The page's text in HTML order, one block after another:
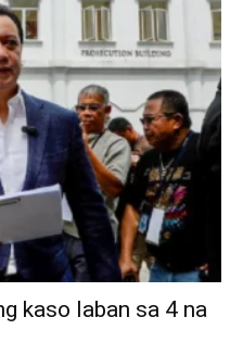
kaso laban sa 4 na